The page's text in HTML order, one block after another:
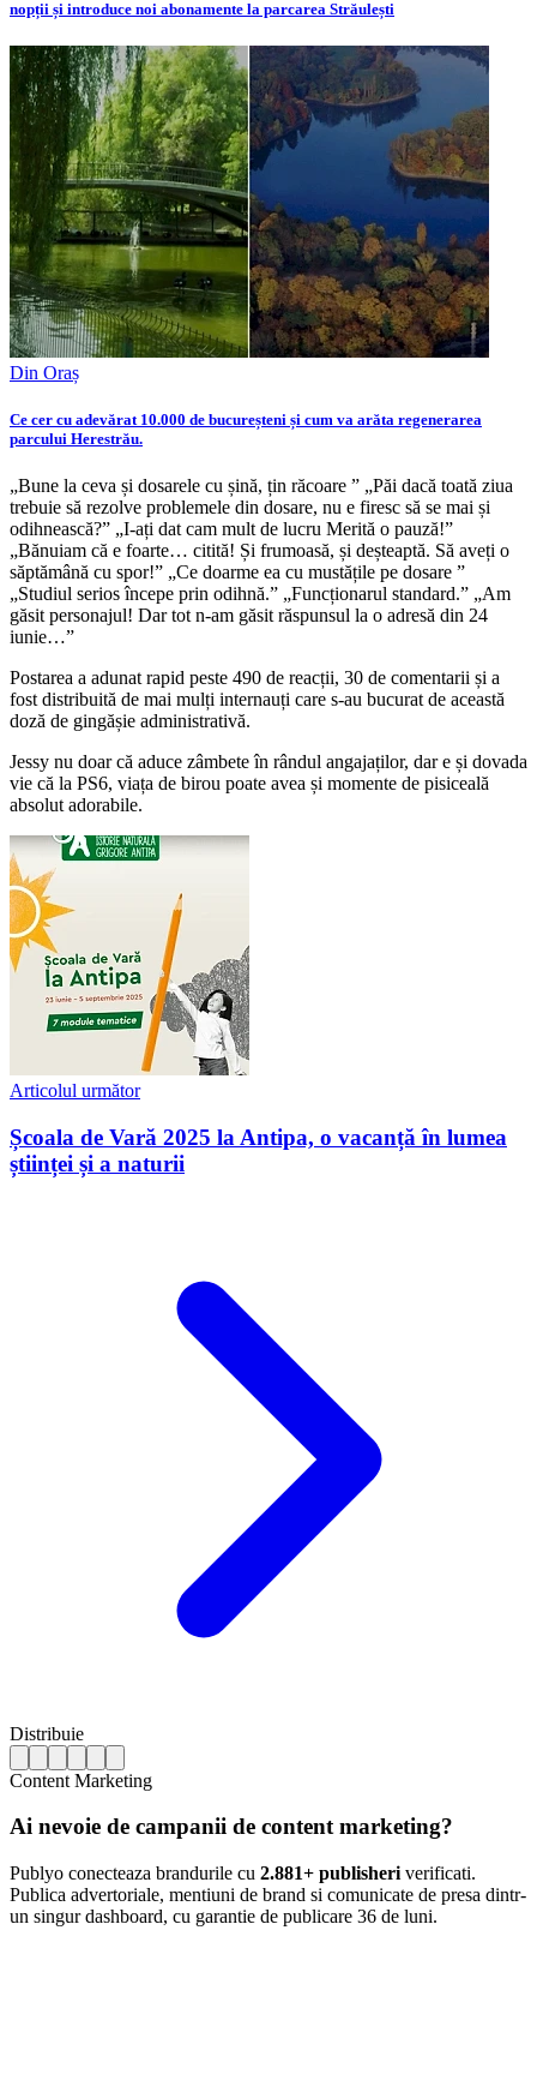
nopții și introduce noi abonamente la parcarea Străulești
Din Oraș
Ce cer cu adevărat 10.000 de bucureșteni și cum va arăta regenerarea
parcului Herestrău.
„Bune la ceva și dosarele cu șină, țin răcoare ” „Păi dacă toată ziua
trebuie să rezolve problemele din dosare, nu e firesc să se mai și
odihnească?” „I-ați dat cam mult de lucru Merită o pauză!”
„Bănuiam că e foarte… citită! Și frumoasă, și deșteaptă. Să aveți o
săptămână cu spor!” „Ce doarme ea cu mustățile pe dosare ”
„Studiul serios începe prin odihnă.” „Funcționarul standard.” „Am
găsit personajul! Dar tot n-am găsit răspunsul la o adresă din 24
iunie…”
Postarea a adunat rapid peste 490 de reacții, 30 de comentarii și a
fost distribuită de mai mulți internauți care s-au bucurat de această
doză de gingășie administrativă.
Jessy nu doar că aduce zâmbete în rândul angajaților, dar e și dovada
vie că la PS6, viața de birou poate avea și momente de pisiceală
absolut adorabile.
Articolul următor
Școala de Vară 2025 la Antipa, o vacanță în lumea
științei și a naturii
Distribuie
Content Marketing
Ai nevoie de campanii de content marketing?
Publyo conecteaza brandurile cu 2.881+ publisheri verificati.
Publica advertoriale, mentiuni de brand si comunicate de presa dintr-
un singur dashboard, cu garantie de publicare 36 de luni.